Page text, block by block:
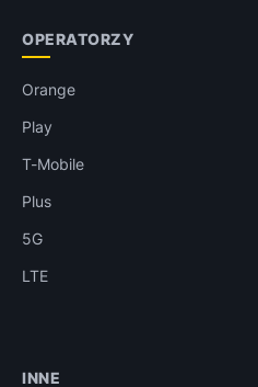
OPERATORZY
Orange
Play
T-Mobile
Plus
5G
LTE
INNE